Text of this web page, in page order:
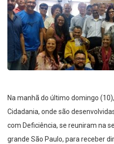
Na manhã do último domingo
Cidadania, onde são
com Deficiência, se reuniram na
grande São Paulo, para receber